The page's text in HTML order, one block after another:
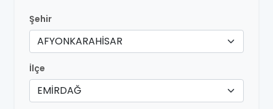
Şehir
AFYONKARAHİSAR
İlçe
EMİRDAĞ